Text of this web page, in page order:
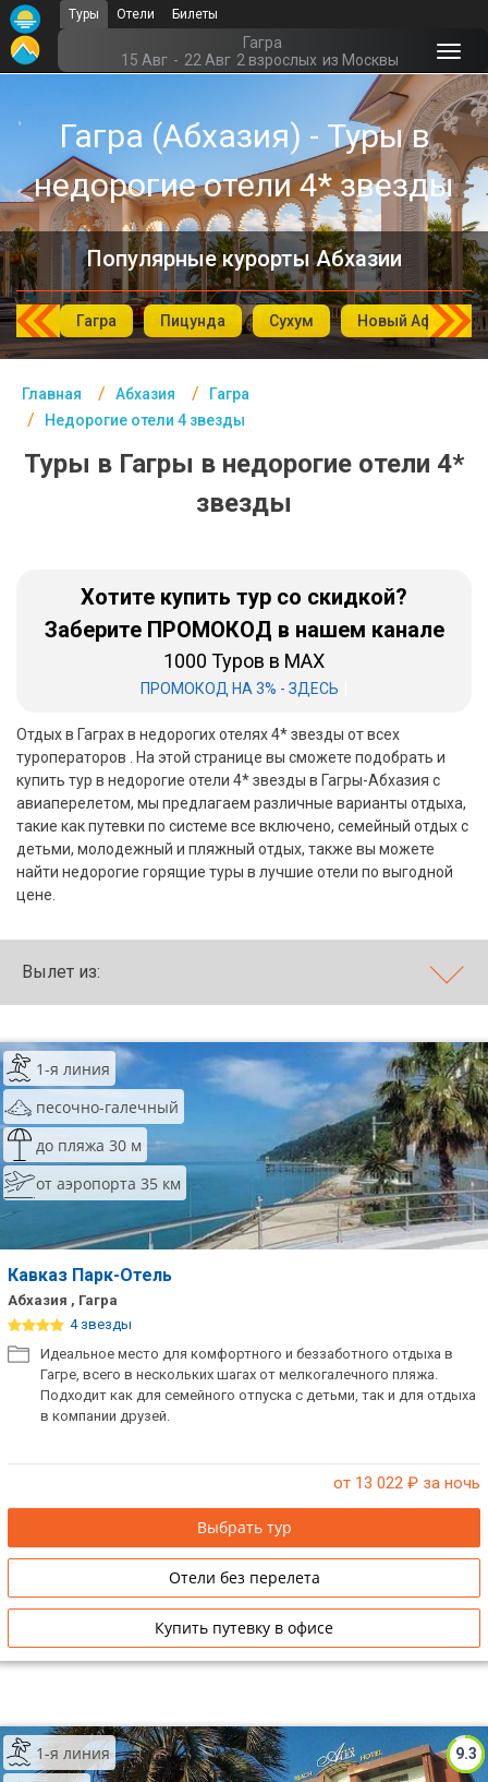
Туры Отели Билеты
Гагра
15 Авг - 22 Авг 2 взрослых из Москвы
Гагра (Абхазия) - Туры в
недорогие отели 4* звезды
Популярные курорты Абхазии
Гагра Пицунда Сухум Новый Афон
Главная Абхазия
Гагра
Недорогие отели 4 звезды
Туры в Гагры в недорогие отели 4*
звезды
Хотите купить тур со скидкой?
Заберите ПРОМОКОД в нашем канале
1000 Туров в MAX
ПРОМОКОД НА 3% - ЗДЕСЬ
Отдых в Гаграх в недорогих отелях 4* звезды от всех
туроператоров . На этой странице вы сможете подобрать и
купить тур в недорогие отели 4* звезды в Гагры-Абхазия с
авиаперелетом, мы предлагаем различные варианты отдыха,
такие как путевки по системе все включено, семейный отдых с
детьми, молодежный и пляжный отдых, также вы можете
найти недорогие горящие туры в лучшие отели по выгодной
цене.
Вылет из:
1-я линия
песочно-галечный
до пляжа 30 м
от аэропорта 35 км
Кавказ Парк-Отель
Абхазия , Гагра
4 звезды
Идеальное место для комфортного и беззаботного отдыха в
Гагре, всего в нескольких шагах от мелкогалечного пляжа.
Подходит как для семейного отпуска с детьми, так и для отдыха
в компании друзей.
от 13 022 ₽ за ночь
Выбрать тур
Отели без перелета
Купить путевку в офисе
9.3
1-я линия
Главная
Офис г. Москва
Помощь
Подборки отелей
Турция
Таиланд
ОАЭ
Египет
Хайнань
Занзибар
Абхазия
Большой Сочи
Кав Мин Воды
VIP отели 5 звезд
ТОП 10 лучших отелей 5*
ТОП 10 недорогих отелей
Лучшие отели 4* звезды
Недорогие отели 4*
звезды
Лучшие отели 3* звезды
Недорогие отели 3*
звезды
Сетевые отели Турции
Сетевые отели Египта
Сетевые отели Шри Ланки
Сетевые отели Вьетнама
Сетевые отели Бали
Сетевые отели Сейшел